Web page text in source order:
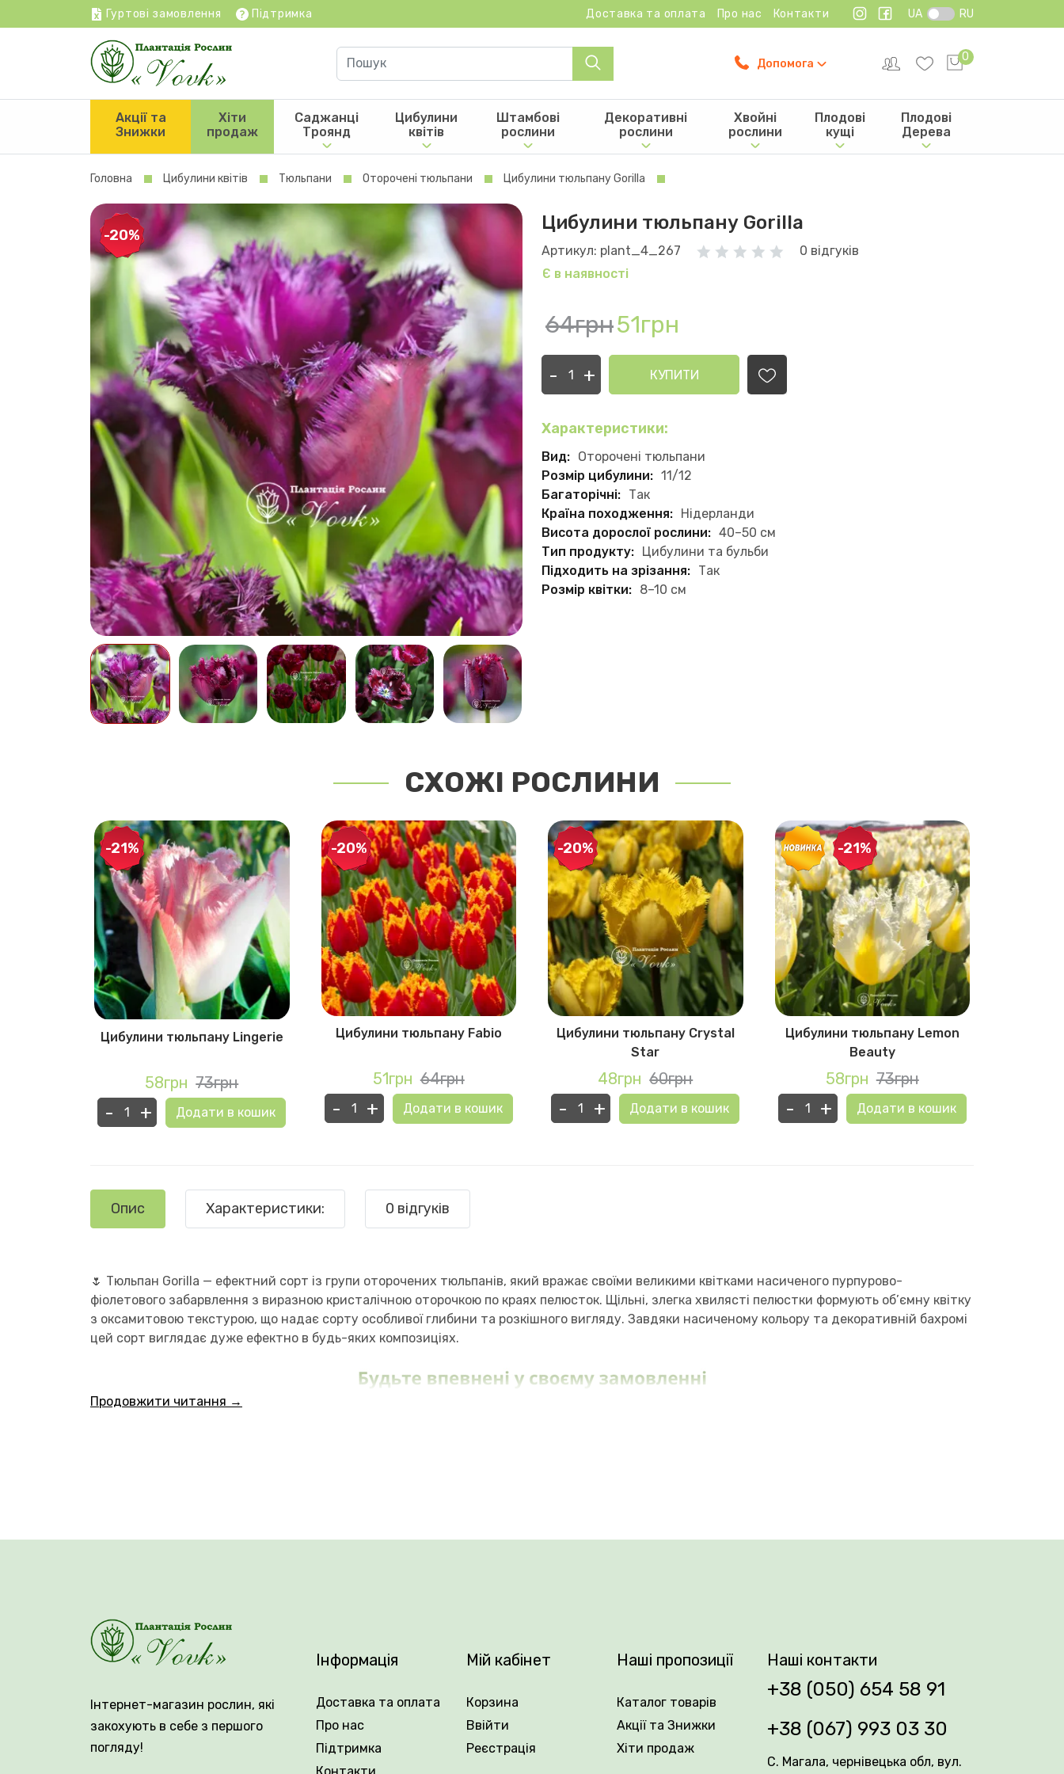
Гуртові замовлення Підтримка Доставка та оплата Про нас Контакти UA RU
Допомога
0
Акції та
Знижки
Хіти
продаж
Саджанці
Троянд
Цибулини
квітів
Штамбові
рослини
Декоративні
рослини
Хвойні
рослини
Плодові
кущі
Плодові
Дерева
Головна Цибулини квітів Тюльпани Оторочені тюльпани Цибулини тюльпану Gorilla
-20%
Цибулини тюльпану Gorilla
Артикул: plant_4_267
0 відгуків
Є в наявності
64грн51грн
- + КУПИТИ
Характеристики:
Вид: Оторочені тюльпани
Розмір цибулини: 11/12
Багаторічні: Так
Країна походження: Нідерланди
Висота дорослої рослини: 40–50 см
Тип продукту: Цибулини та бульби
Підходить на зрізання: Так
Розмір квітки: 8–10 см
СХОЖІ РОСЛИНИ
-21%
Цибулини тюльпану Lingerie
58грн 73грн
- + Додати в кошик
-20%
Цибулини тюльпану Fabio
51грн 64грн
- + Додати в кошик
-20%
Цибулини тюльпану Crystal
Star
48грн 60грн
- + Додати в кошик
-21%
Цибулини тюльпану Lemon
Beauty
58грн 73грн
- + Додати в кошик
Опис Характеристики: 0 відгуків
🌷 Тюльпан Gorilla — ефектний сорт із групи оторочених тюльпанів, який вражає своїми великими квітками насиченого пурпурово-
фіолетового забарвлення з виразною кристалічною оторочкою по краях пелюсток. Щільні, злегка хвилясті пелюстки формують об’ємну квітку
з оксамитовою текстурою, що надає сорту особливої глибини та розкішного вигляду. Завдяки насиченому кольору та декоративній бахромі
цей сорт виглядає дуже ефектно в будь-яких композиціях.
виглядає у групових посадках, де підкреслюється його глибокий колір і фактурна оторочка.
Plantsvovk.com.ua - гарантія
Продовжити читання →
Інтернет-магазин рослин, які
закохують в себе з першого
погляду!
Інформація
Доставка та оплата
Про нас
Підтримка
Контакти
Мій кабінет
Корзина
Ввійти
Реєстрація
Наші пропозиції
Каталог товарів
Акції та Знижки
Хіти продаж
Наші контакти
+38 (050) 654 58 91
+38 (067) 993 03 30
С. Магала, чернівецька обл, вул.